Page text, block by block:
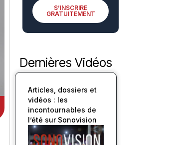
S’INSCRIRE
GRATUITEMENT
Dernières Vidéos
Articles, dossiers et
vidéos : les
incontournables de
l’été sur Sonovision